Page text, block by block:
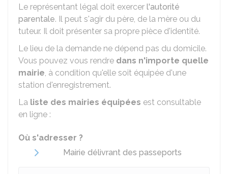
Le représentant légal doit exercer l'autorité
parentale. Il peut s'agir du père, de la mère ou du
tuteur. Il doit présenter sa propre pièce d'identité.
Le lieu de la demande ne dépend pas du domicile.
Vous pouvez vous rendre dans n'importe quelle
mairie, à condition qu'elle soit équipée d'une
station d'enregistrement.
La liste des mairies équipées est consultable
en ligne :
Où s'adresser ?
Mairie délivrant des passeports